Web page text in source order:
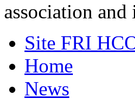
association and
Site FRI
Home
News